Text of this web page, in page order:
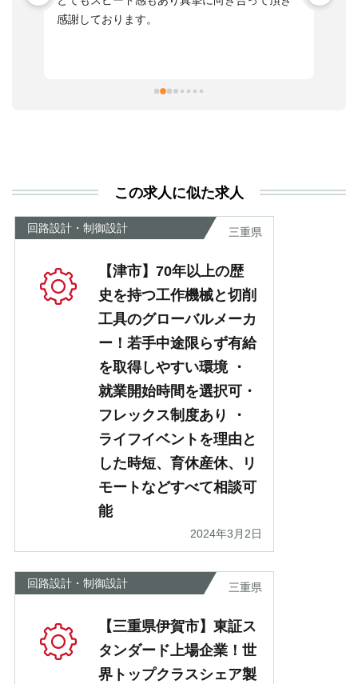
感謝しております。
が
この求人に似た求人
回路設計・制御設計 三重県
【津市】70年以上の歴
史を持つ工作機械と切削
工具のグローバルメーカ
ー！若手中途限らず有給
を取得しやすい環境 ・
就業開始時間を選択可・
フレックス制度あり ・
ライフイベントを理由と
した時短、育休産休、リ
モートなどすべて相談可
能
2024年3月2日
回路設計・制御設計 三重県
【三重県伊賀市】東証ス
タンダード上場企業！世
界トップクラスシェア製